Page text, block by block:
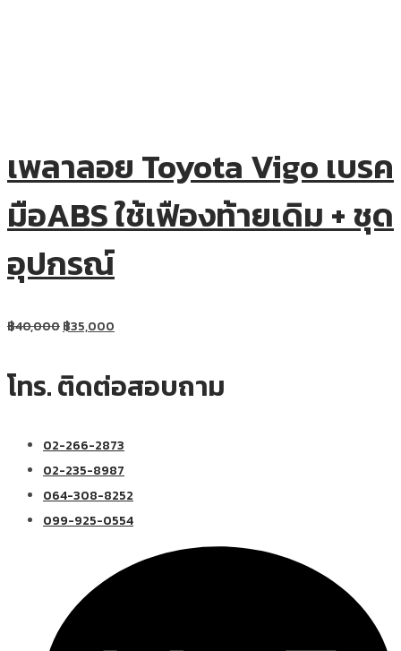
เพลาลอย Toyota Vigo เบรค
มือABS ใช้เฟืองท้ายเดิม + ชุด
อุปกรณ์
฿40,000฿35,000
โทร. ติดต่อสอบถาม
02-266-2873
02-235-8987
064-308-8252
099-925-0554